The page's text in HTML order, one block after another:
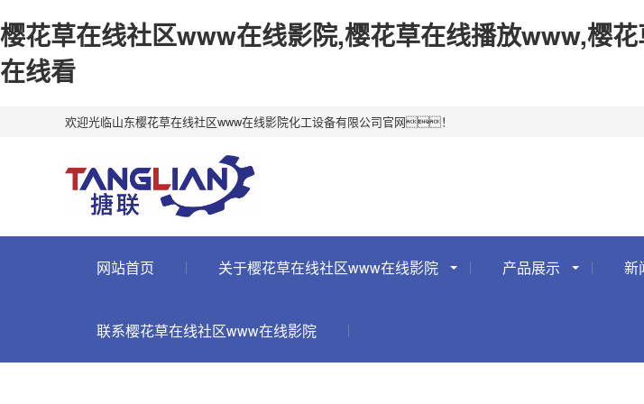
樱花草在线社区www在线影院,樱花草在线播放www,樱
在线看
欢迎光临山东樱花草在线社区www在线影院化工设备有限公司官网！
网站首页 关于樱花草在线社区www在线影院 产品展示 新
联系樱花草在线社区www在线影院